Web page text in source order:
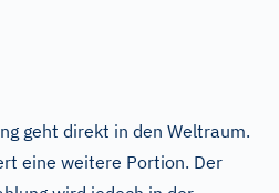
geht direkt in den Weltraum.
eine weitere Portion. Der